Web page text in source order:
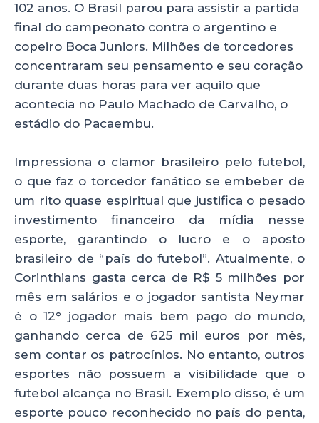
102 anos. O Brasil parou para assistir a partida
final do campeonato contra o argentino e
copeiro Boca Juniors. Milhões de torcedores
concentraram seu pensamento e seu coração
durante duas horas para ver aquilo que
acontecia no Paulo Machado de Carvalho, o
estádio do Pacaembu.
Impressiona o clamor brasileiro pelo futebol,
o que faz o torcedor fanático se embeber de
um rito quase espiritual que justifica o pesado
investimento financeiro da mídia nesse
esporte, garantindo o lucro e o aposto
brasileiro de “país do futebol”. Atualmente, o
Corinthians gasta cerca de R$ 5 milhões por
mês em salários e o jogador santista Neymar
é o 12° jogador mais bem pago do mundo,
ganhando cerca de 625 mil euros por mês,
sem contar os patrocínios. No entanto, outros
esportes não possuem a visibilidade que o
futebol alcança no Brasil. Exemplo disso, é um
esporte pouco reconhecido no país do penta,